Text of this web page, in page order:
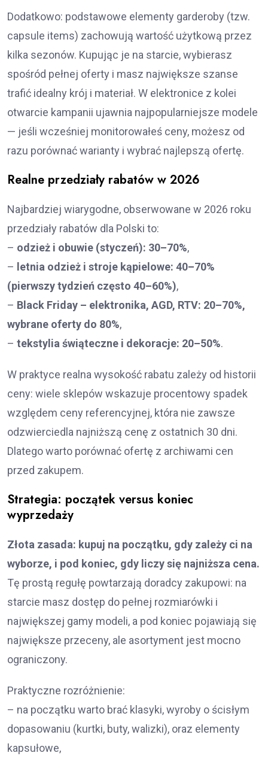
Dodatkowo: podstawowe elementy garderoby (tzw.
capsule items) zachowują wartość użytkową przez
kilka sezonów. Kupując je na starcie, wybierasz
spośród pełnej oferty i masz największe szanse
trafić idealny krój i materiał. W elektronice z kolei
otwarcie kampanii ujawnia najpopularniejsze modele
— jeśli wcześniej monitorowałeś ceny, możesz od
razu porównać warianty i wybrać najlepszą ofertę.
Realne przedziały rabatów w 2026
Najbardziej wiarygodne, obserwowane w 2026 roku
przedziały rabatów dla Polski to:
– odzież i obuwie (styczeń): 30–70%,
– letnia odzież i stroje kąpielowe: 40–70%
(pierwszy tydzień często 40–60%),
– Black Friday – elektronika, AGD, RTV: 20–70%,
wybrane oferty do 80%,
– tekstylia świąteczne i dekoracje: 20–50%.
W praktyce realna wysokość rabatu zależy od historii
ceny: wiele sklepów wskazuje procentowy spadek
względem ceny referencyjnej, która nie zawsze
odzwierciedla najniższą cenę z ostatnich 30 dni.
Dlatego warto porównać ofertę z archiwami cen
przed zakupem.
Strategia: początek versus koniec
wyprzedaży
Złota zasada: kupuj na początku, gdy zależy ci na
wyborze, i pod koniec, gdy liczy się najniższa cena.
Tę prostą regułę powtarzają doradcy zakupowi: na
starcie masz dostęp do pełnej rozmiarówki i
największej gamy modeli, a pod koniec pojawiają się
największe przeceny, ale asortyment jest mocno
ograniczony.
Praktyczne rozróżnienie:
– na początku warto brać klasyki, wyroby o ścisłym
dopasowaniu (kurtki, buty, walizki), oraz elementy
kapsułowe,